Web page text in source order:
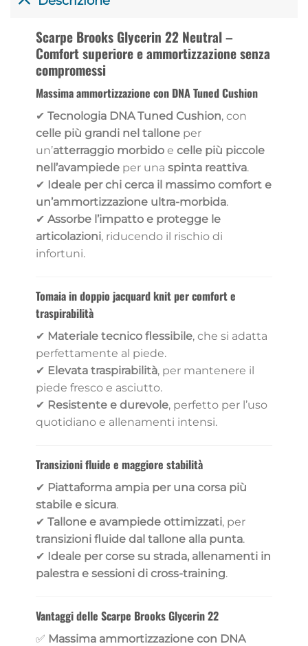
Scarpe Brooks Glycerin 22 Neutral –
Comfort superiore e ammortizzazione senza
compromessi
Massima ammortizzazione con DNA Tuned Cushion
✔ Tecnologia DNA Tuned Cushion, con
celle più grandi nel talloneper
un’atterraggio morbidoe celle più piccole
nell’avampiedeper una spinta reattiva.
✔ Ideale per chi cerca il massimo comfort e
un’ammortizzazione ultra-morbida.
✔ Assorbe l’impatto e protegge le
articolazioni, riducendo il rischio di
infortuni.
Tomaia in doppio jacquard knit per comfort e
traspirabilità
✔ Materiale tecnico flessibile, che si adatta
perfettamente al piede.
✔ Elevata traspirabilità, per mantenere il
piede fresco e asciutto.
✔ Resistente e durevole, perfetto per l’uso
quotidiano e allenamenti intensi.
Transizioni fluide e maggiore stabilità
✔ Piattaforma ampia per una corsa più
stabile e sicura.
✔ Tallone e avampiede ottimizzati, per
transizioni fluide dal tallone alla punta.
✔ Ideale per corse su strada, allenamenti in
palestra e sessioni di cross-training.
Vantaggi delle Scarpe Brooks Glycerin 22
✅ Massima ammortizzazione con DNA